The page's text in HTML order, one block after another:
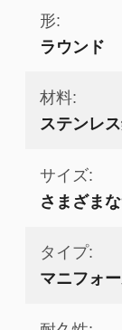
形:
ラウンド
材料:
ステンレ
サイズ:
さまざま
タイプ:
マニフォ